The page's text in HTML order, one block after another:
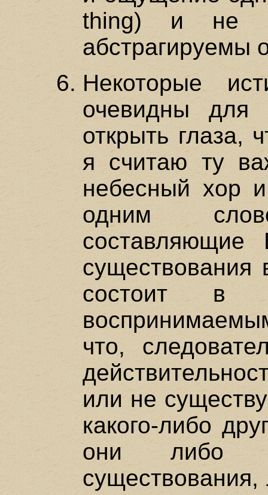
thing) и не
абстрагируемы
Некоторые
очевидны
открыть глаза,
я считаю ту
небесный хор
одним
существования
состоит в
что,
или не
какого-либо
они либо